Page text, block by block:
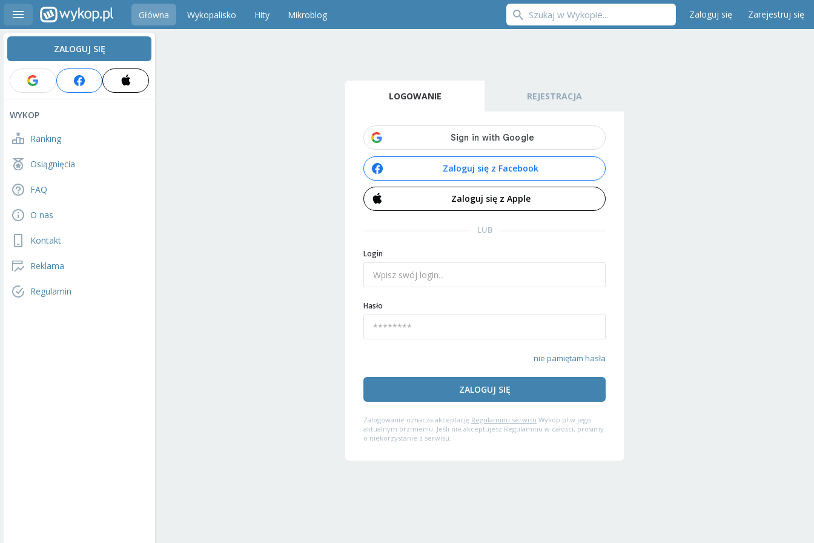
Główna Wykopalisko Hity Mikroblog Zaloguj się Zarejestruj się
ZALOGUJ SIĘ
WYKOP
Ranking
Osiągnięcia
FAQ
O nas
Kontakt
Reklama
Regulamin
LOGOWANIE REJESTRACJA
Zaloguj się z Facebook
Zaloguj się z Apple
LUB
Login
Hasło
nie pamiętam hasła
ZALOGUJ SIĘ
Zalogowanie oznacza akceptację Regulaminu serwisu Wykop.pl w jego
aktualnym brzmieniu. Jeśli nie akceptujesz Regulaminu w całości, prosimy
o niekorzystanie z serwisu.